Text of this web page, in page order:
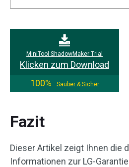
MiniTool ShadowMaker Trial
Klicken zum Download
100%
Sauber & Sicher
Fazit
Dieser Artikel zeigt Ihnen die
Informationen zur LG-